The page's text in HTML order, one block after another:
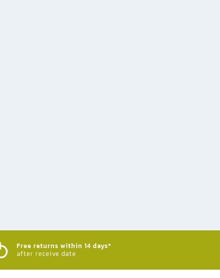
Free returns within 14 days*
after receive date